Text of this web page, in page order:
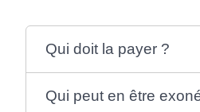
Qui doit la payer ?
Qui peut en être